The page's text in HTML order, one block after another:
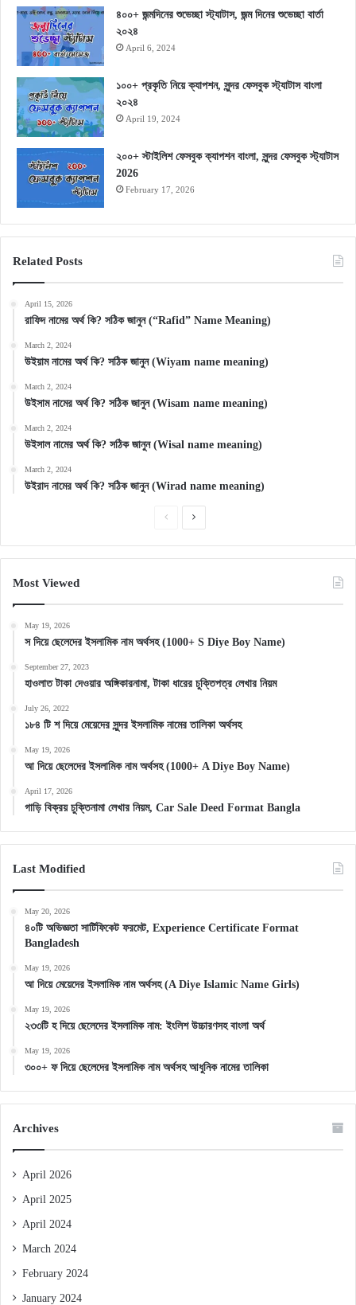
৪০০+ জন্মদিনের শুভেচ্ছা স্ট্যাটাস, জন্ম দিনের শুভেচ্ছা বার্তা
২০২৪
April 6, 2024
১০০+ প্রকৃতি নিয়ে ক্যাপশন, সুন্দর ফেসবুক স্ট্যাটাস বাংলা
২০২৪
April 19, 2024
২০০+ স্টাইলিশ ফেসবুক ক্যাপশন বাংলা, সুন্দর ফেসবুক স্ট্যাটাস
2026
February 17, 2026
Related Posts
April 15, 2026
রাফিদ নামের অর্থ কি? সঠিক জানুন (“Rafid” Name Meaning)
March 2, 2024
উইয়াম নামের অর্থ কি? সঠিক জানুন (Wiyam name meaning)
March 2, 2024
উইসাম নামের অর্থ কি? সঠিক জানুন (Wisam name meaning)
March 2, 2024
উইসাল নামের অর্থ কি? সঠিক জানুন (Wisal name meaning)
March 2, 2024
উইরাদ নামের অর্থ কি? সঠিক জানুন (Wirad name meaning)
PreviousNext
Most Viewed
May 19, 2026
স দিয়ে ছেলেদের ইসলামিক নাম অর্থসহ (1000+ S Diye Boy Name)
September 27, 2023
হাওলাত টাকা দেওয়ার অঙ্গিকারনামা, টাকা ধারের চুক্তিপত্র লেখার নিয়ম
July 26, 2022
১৮৪ টি শ দিয়ে মেয়েদের সুন্দর ইসলামিক নামের তালিকা অর্থসহ
May 19, 2026
আ দিয়ে ছেলেদের ইসলামিক নাম অর্থসহ (1000+ A Diye Boy Name)
April 17, 2026
গাড়ি বিক্রয় চুক্তিনামা লেখার নিয়ম, Car Sale Deed Format Bangla
Last Modified
May 20, 2026
৪০টি অভিজ্ঞতা সার্টিফিকেট ফরমেট, Experience Certificate Format
Bangladesh
May 19, 2026
আ দিয়ে মেয়েদের ইসলামিক নাম অর্থসহ (A Diye Islamic Name Girls)
May 19, 2026
২৩৩টি হ দিয়ে ছেলেদের ইসলামিক নাম: ইংলিশ উচ্চারণসহ বাংলা অর্থ
May 19, 2026
৩০০+ ফ দিয়ে ছেলেদের ইসলামিক নাম অর্থসহ আধুনিক নামের তালিকা
Archives
April 2026
April 2025
April 2024
March 2024
February 2024
January 2024